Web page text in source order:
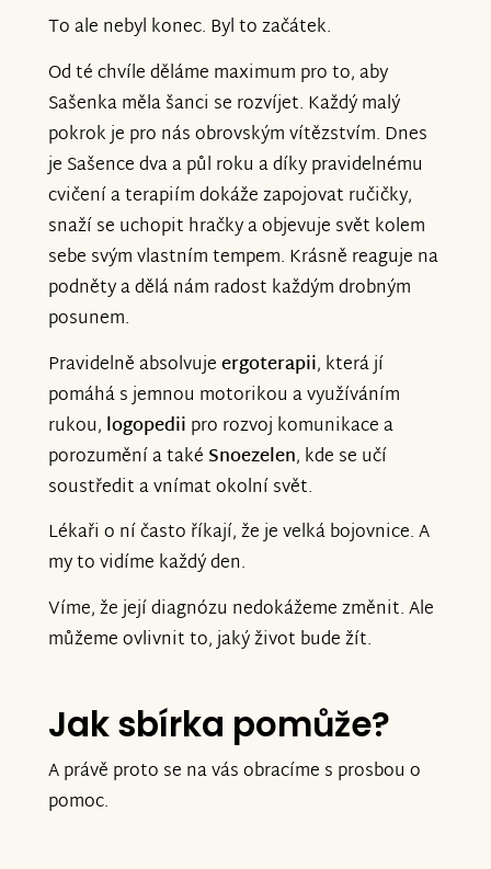
To ale nebyl konec. Byl to začátek.
Od té chvíle děláme maximum pro to, aby
Sašenka měla šanci se rozvíjet. Každý malý
pokrok je pro nás obrovským vítězstvím. Dnes
je Sašence dva a půl roku a díky pravidelnému
cvičení a terapiím dokáže zapojovat ručičky,
snaží se uchopit hračky a objevuje svět kolem
sebe svým vlastním tempem. Krásně reaguje na
podněty a dělá nám radost každým drobným
posunem.
Pravidelně absolvujeergoterapii, která jí
pomáhá s jemnou motorikou a využíváním
rukou, logopedii pro rozvoj komunikace a
porozumění a také Snoezelen, kde se učí
soustředit a vnímat okolní svět.
Lékaři o ní často říkají, že je velká bojovnice. A
my to vidíme každý den.
Víme, že její diagnózu nedokážeme změnit. Ale
můžeme ovlivnit to, jaký život bude žít.
Jak sbírka pomůže?
A právě proto se na vás obracíme s prosbou o
pomoc.